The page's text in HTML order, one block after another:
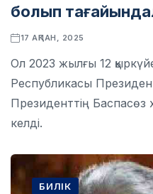
болып
17 АҚПАН, 2025
Ол 2023 жылғы 12
Республикасы
Президенттің Баспасөз
келді.
БИЛІК